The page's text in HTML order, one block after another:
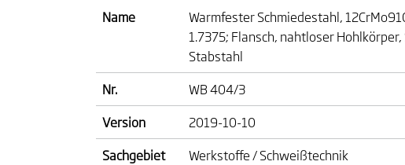
Name
Warmfester Schmiedestahl,
1.7375; Flansch, nahtloser
Stabstahl
Nr.
WB 404/3
Version
2019-10-10
Sachgebiet
Werkstoffe / Schweißtechnik